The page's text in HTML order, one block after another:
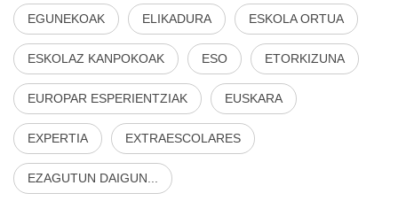
EGUNEKOAK ELIKADURA ESKOLA ORTUA
ESKOLAZ KANPOKOAK ESO ETORKIZUNA
EUROPAR ESPERIENTZIAK EUSKARA
EXPERTIA EXTRAESCOLARES
EZAGUTUN DAIGUN...